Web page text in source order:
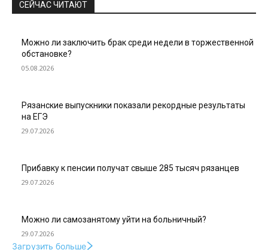
СЕЙЧАС ЧИТАЮТ
Можно ли заключить брак среди недели в торжественной
обстановке?
05.08.2026
Рязанские выпускники показали рекордные результаты
на ЕГЭ
29.07.2026
Прибавку к пенсии получат свыше 285 тысяч рязанцев
29.07.2026
Можно ли самозанятому уйти на больничный?
29.07.2026
Загрузить больше